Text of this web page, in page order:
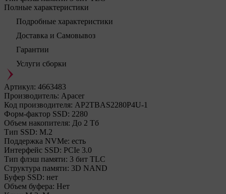
Полные характеристики
Подробные характеристики
Доставка и Самовывоз
Гарантии
Услуги сборки
Артикул: 4663483
Производитель: Apacer
Код производителя: AP2TBAS2280P4U-1
Форм-фактор SSD: 2280
Объем накопителя: До 2 Тб
Тип SSD: М.2
Поддержка NVMe: есть
Интерфейс SSD: PCIe 3.0
Тип флэш памяти: 3 бит TLC
Структура памяти: 3D NAND
Буфер SSD: нет
Объем буфера: Нет